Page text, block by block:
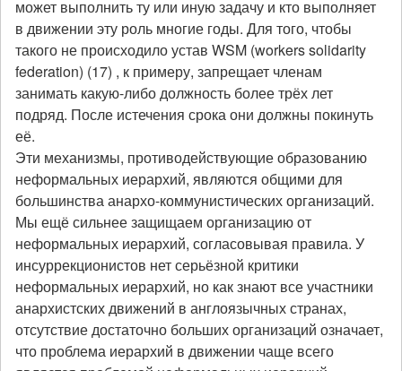
может выполнить ту или иную задачу и кто выполняет
в движении эту роль многие годы. Для того, чтобы
такого не происходило устав WSM (workers solidarity
federation) (17) , к примеру, запрещает членам
занимать какую-либо должность более трёх лет
подряд. После истечения срока они должны покинуть
её.
Эти механизмы, противодействующие образованию
неформальных иерархий, являются общими для
большинства анархо-коммунистических организаций.
Мы ещё сильнее защищаем организацию от
неформальных иерархий, согласовывая правила. У
инсуррекционистов нет серьёзной критики
неформальных иерархий, но как знают все участники
анархистских движений в англоязычных странах,
отсутствие достаточно больших организаций означает,
что проблема иерархий в движении чаще всего